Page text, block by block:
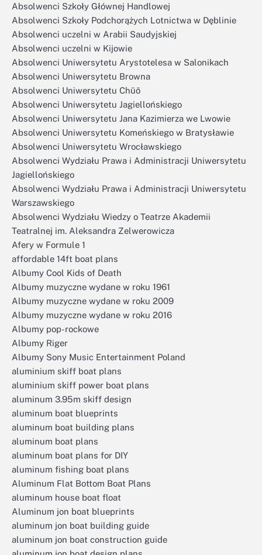
Absolwenci Szkoły Głównej Handlowej
Absolwenci Szkoły Podchorążych Lotnictwa w Dęblinie
Absolwenci uczelni w Arabii Saudyjskiej
Absolwenci uczelni w Kijowie
Absolwenci Uniwersytetu Arystotelesa w Salonikach
Absolwenci Uniwersytetu Browna
Absolwenci Uniwersytetu Chūō
Absolwenci Uniwersytetu Jagiellońskiego
Absolwenci Uniwersytetu Jana Kazimierza we Lwowie
Absolwenci Uniwersytetu Komeńskiego w Bratysławie
Absolwenci Uniwersytetu Wrocławskiego
Absolwenci Wydziału Prawa i Administracji Uniwersytetu
Jagiellońskiego
Absolwenci Wydziału Prawa i Administracji Uniwersytetu
Warszawskiego
Absolwenci Wydziału Wiedzy o Teatrze Akademii
Teatralnej im. Aleksandra Zelwerowicza
Afery w Formule 1
affordable 14ft boat plans
Albumy Cool Kids of Death
Albumy muzyczne wydane w roku 1961
Albumy muzyczne wydane w roku 2009
Albumy muzyczne wydane w roku 2016
Albumy pop-rockowe
Albumy Riger
Albumy Sony Music Entertainment Poland
aluminium skiff boat plans
aluminium skiff power boat plans
aluminum 3.95m skiff design
aluminum boat blueprints
aluminum boat building plans
aluminum boat plans
aluminum boat plans for DIY
aluminum fishing boat plans
Aluminum Flat Bottom Boat Plans
aluminum house boat float
Aluminum jon boat blueprints
aluminum jon boat building guide
aluminum jon boat construction guide